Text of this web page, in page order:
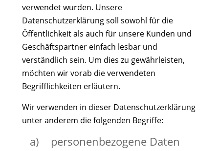
verwendet wurden. Unsere
Datenschutzerklärung soll sowohl für die
Öffentlichkeit als auch für unsere Kunden und
Geschäftspartner einfach lesbar und
verständlich sein. Um dies zu gewährleisten,
möchten wir vorab die verwendeten
Begrifflichkeiten erläutern.
Wir verwenden in dieser Datenschutzerklärung
unter anderem die folgenden Begriffe:
a) personenbezogene Daten